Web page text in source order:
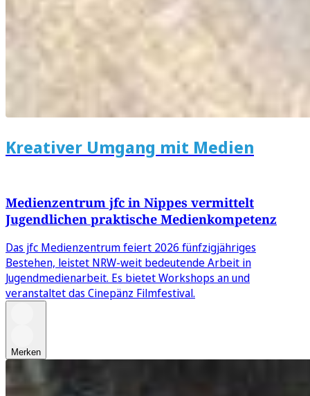
Kreativer Umgang mit Medien
Medienzentrum jfc in Nippes vermittelt
Jugendlichen praktische Medienkompetenz
Das jfc Medienzentrum feiert 2026 fünfzigjähriges
Bestehen, leistet NRW-weit bedeutende Arbeit in
Jugendmedienarbeit. Es bietet Workshops an und
veranstaltet das Cinepänz Filmfestival.
Merken